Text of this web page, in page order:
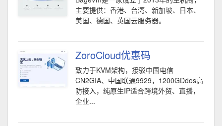
主要提供：香港、台湾、新加坡、日本、
美国、德国、英国云服务器。
ZoroCloud优惠码
致力于KVM架构，接驳中国电信
CN2GIA、中国联通9929，1200GDdos高
防接入，纯原生IP适合跨境外贸、直播，
企业...